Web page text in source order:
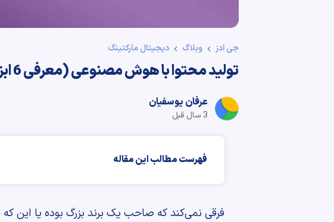
جی ادز وبلاگ دیجیتال مارکتینگ
تولید محتوا با هوش مصنوعی (معرفی 6 ابزار کاربردی)
عرفان یوسفیان
3 سال قبل
فهرست مطالب این مقاله
فرقی نمی‌کند که صاحب یک برند بزرگ بوده یا این که به